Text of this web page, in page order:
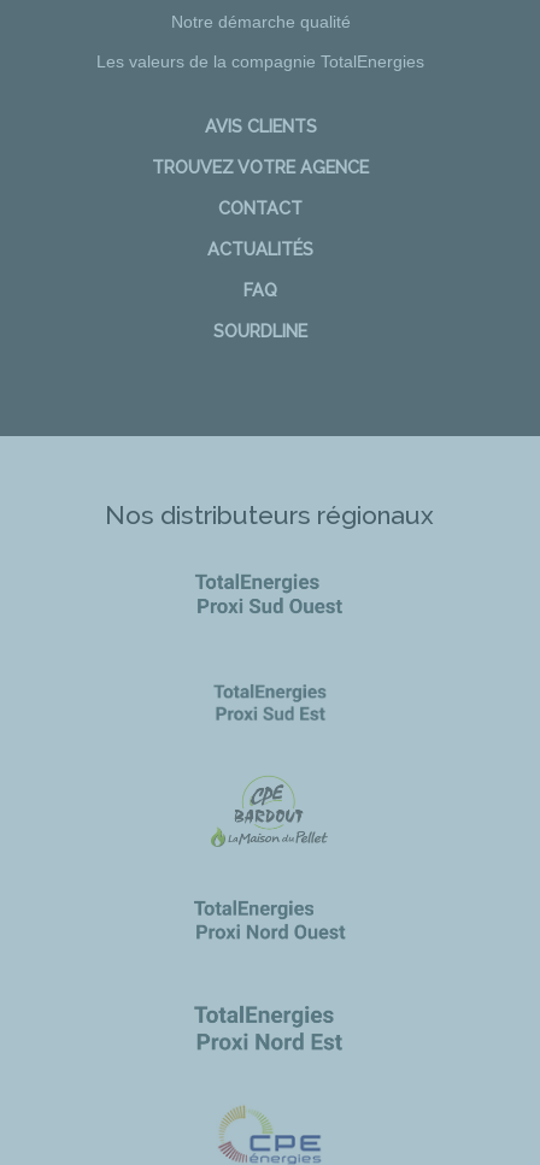
Notre démarche qualité
Les valeurs de la compagnie TotalEnergies
AVIS CLIENTS
TROUVEZ VOTRE AGENCE
CONTACT
ACTUALITÉS
FAQ
SOURDLINE
Nos distributeurs régionaux